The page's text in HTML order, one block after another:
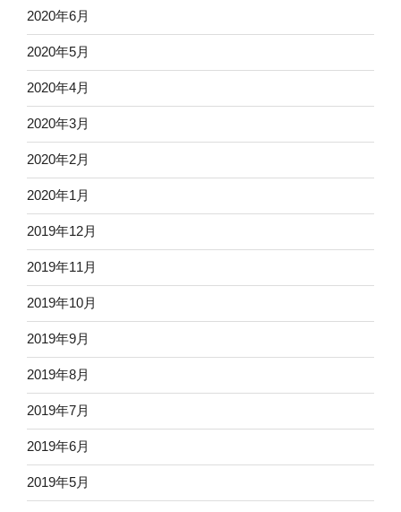
2020年6月
2020年5月
2020年4月
2020年3月
2020年2月
2020年1月
2019年12月
2019年11月
2019年10月
2019年9月
2019年8月
2019年7月
2019年6月
2019年5月